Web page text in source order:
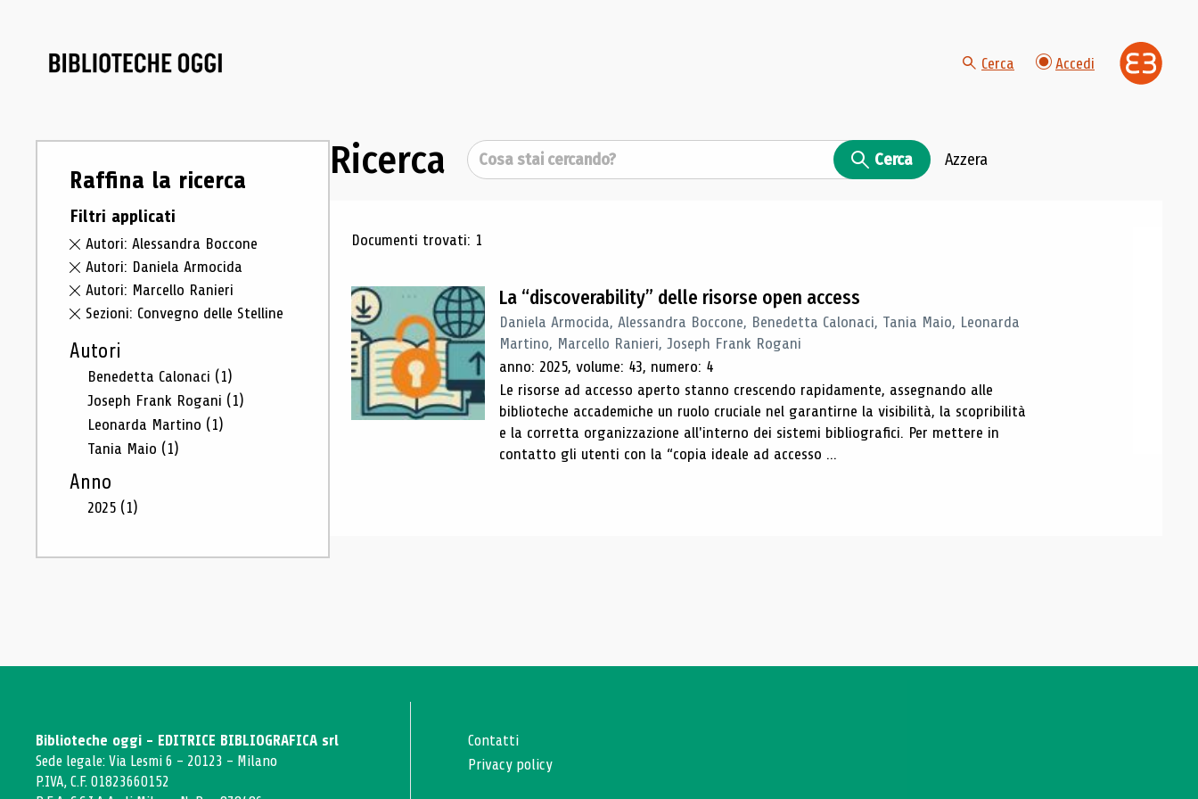
Cerca Accedi
Raffina la ricerca
Filtri applicati
Autori: Alessandra Boccone
Autori: Daniela Armocida
Autori: Marcello Ranieri
Sezioni: Convegno delle Stelline
Autori
Benedetta Calonaci (1)
Joseph Frank Rogani (1)
Leonarda Martino (1)
Tania Maio (1)
Anno
2025 (1)
Ricerca Cerca Cerca Azzera
Risultati di ricerca
Documenti trovati: 1
La “discoverability” delle risorse open access
Daniela Armocida, Alessandra Boccone, Benedetta Calonaci, Tania Maio, Leonarda
Martino, Marcello Ranieri, Joseph Frank Rogani
anno: 2025, volume: 43, numero: 4
Le risorse ad accesso aperto stanno crescendo rapidamente, assegnando alle
biblioteche accademiche un ruolo cruciale nel garantirne la visibilità, la scopribilità
e la corretta organizzazione all'interno dei sistemi bibliografici. Per mettere in
contatto gli utenti con la “copia ideale ad accesso ...
Biblioteche oggi - EDITRICE BIBLIOGRAFICA srl
Sede legale: Via Lesmi 6 - 20123 - Milano
P.IVA, C.F. 01823660152
Contatti
Privacy policy